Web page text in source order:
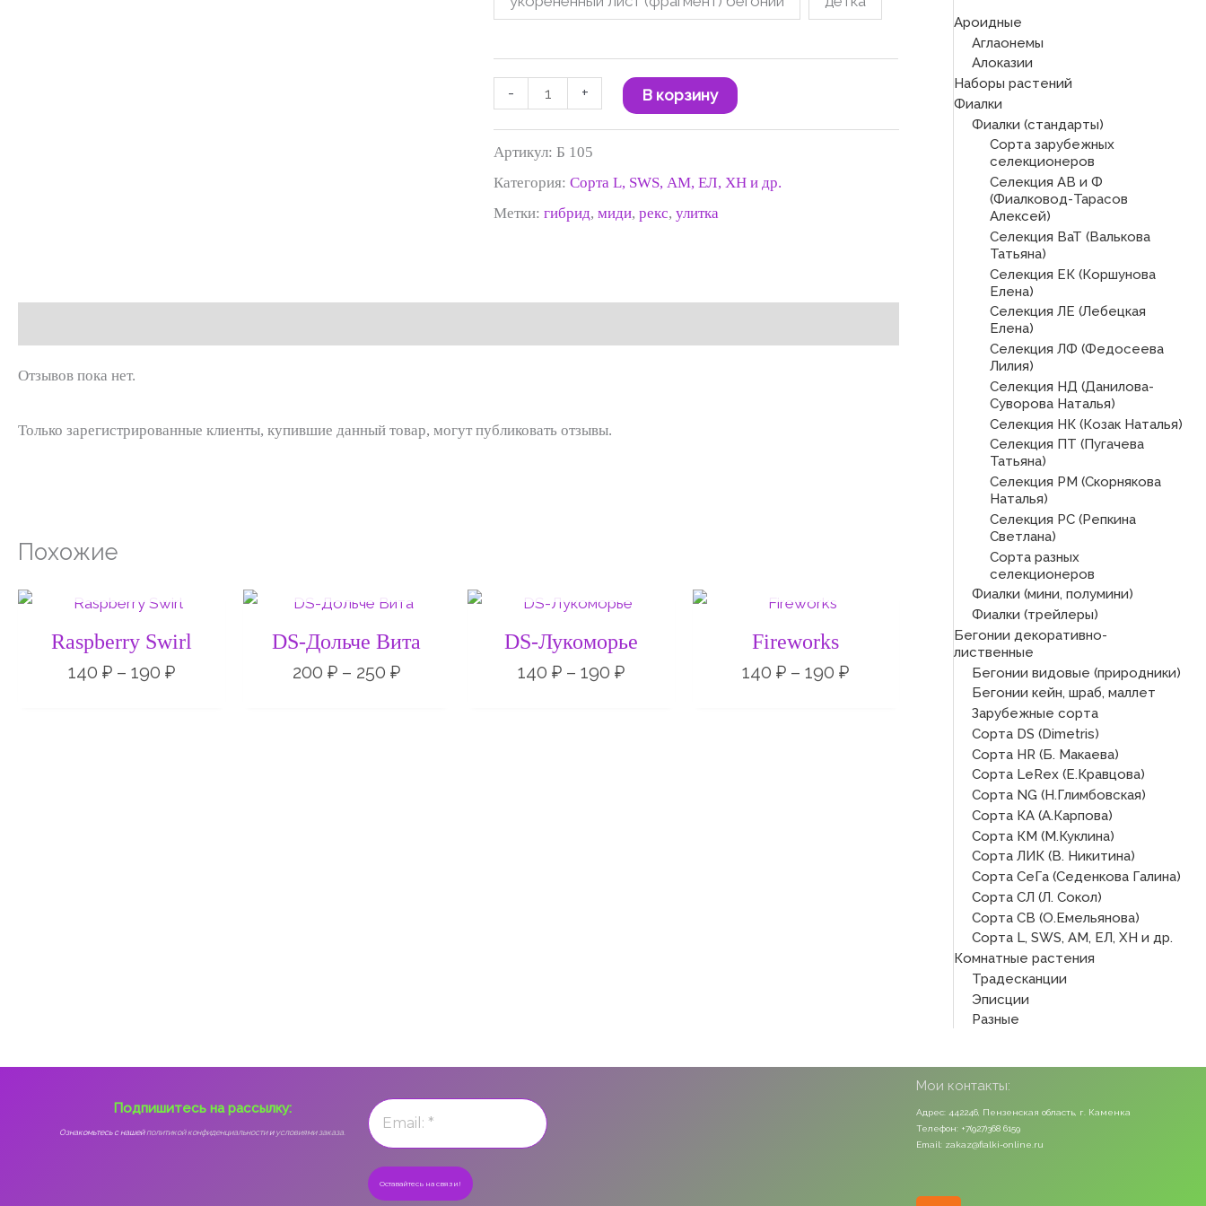
- + В корзину
Артикул:Б 105
Категория:Сорта L, SWS, АМ, ЕЛ, ХН и др.
Метки:гибрид,миди,рекс,улитка
Отзывов пока нет.
Только зарегистрированные клиенты, купившие данный товар, могут публиковать отзывы.
Похожие
Raspberry Swirl
140 ₽ – 190 ₽
Диапазон
цен:
140 ₽
–
190 ₽
DS-Дольче Вита
200 ₽ – 250 ₽
Диапазон
цен:
200 ₽
–
250 ₽
DS-Лукоморье
140 ₽ – 190 ₽
Диапазон
цен:
140 ₽
–
190 ₽
Fireworks
140₽ – 190₽190 ₽
Ароидные
Аглаонемы
Алоказии
Наборы растений
Фиалки
Фиалки (стандарты)
Сорта зарубежных
селекционеров
Селекция АВ и Ф
(Фиалковод-Тарасов
Алексей)
Селекция ВаТ (Валькова
Татьяна)
Селекция ЕК (Коршунова
Елена)
Селекция ЛЕ (Лебецкая
Елена)
Селекция ЛФ (Федосеева
Лилия)
Селекция НД (Данилова-
Суворова Наталья)
Селекция НК (Козак Наталья)
Селекция ПТ (Пугачева
Татьяна)
Селекция РМ (Скорнякова
Наталья)
Селекция РС (Репкина
Светлана)
Сорта разных
селекционеров
Фиалки (мини, полумини)
Фиалки (трейлеры)
Бегонии декоративно-
лиственные
Бегонии видовые (природники)
Бегонии кейн, шраб, маллет
Зарубежные сорта
Сорта DS (Dimetris)
Сорта HR (Б. Макаева)
Сорта LeRex (Е.Кравцова)
Сорта NG (Н.Глимбовская)
Сорта КА (А.Карпова)
Сорта КМ (М.Куклина)
Сорта ЛИК (В. Никитина)
Сорта СеГа (Седенкова Галина)
Сорта СЛ (Л. Сокол)
Сорта СВ (О.Емельянова)
Сорта L, SWS, АМ, ЕЛ, ХН и др.
Комнатные растения
Традесканции
Эписции
Разные
Подпишитесь на рассылку:
Ознакомьтесь с нашей политикой конфиденциальностии условиями заказа.
Мои контакты:
Адрес: 442246, Пензенская область, г. Каменка
Телефон: +7(927)368 6159
Email: zakaz@fialki-online.ru